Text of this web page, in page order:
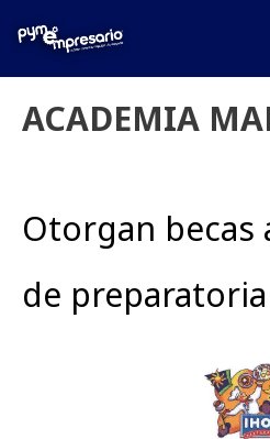
ACADEMIA
Otorgan becas
de preparatoria